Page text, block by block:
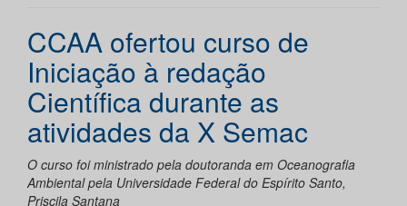
CCAA ofertou curso de
Iniciação à redação
Científica durante as
atividades da X Semac
O curso foi ministrado pela doutoranda em Oceanografia
Ambiental pela Universidade Federal do Espírito Santo,
Priscila Santana